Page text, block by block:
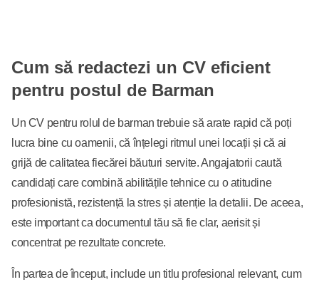
Cum să redactezi un CV eficient
pentru postul de Barman
Un CV pentru rolul de barman trebuie să arate rapid că poți
lucra bine cu oamenii, că înțelegi ritmul unei locații și că ai
grijă de calitatea fiecărei băuturi servite. Angajatorii caută
candidați care combină abilitățile tehnice cu o atitudine
profesionistă, rezistență la stres și atenție la detalii. De aceea,
este important ca documentul tău să fie clar, aerisit și
concentrat pe rezultate concrete.
În partea de început, include un titlu profesional relevant, cum